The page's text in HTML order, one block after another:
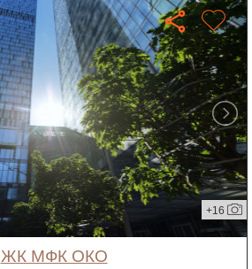
+16
ЖК МФК ОКО